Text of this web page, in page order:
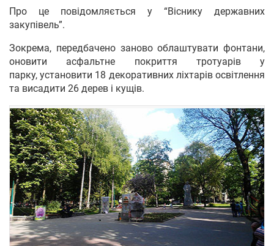
Про це повідомляється у “Віснику державних
закупівель”.
Зокрема, передбачено заново облаштувати фонтани,
оновити асфальтне покриття тротуарів у
парку, установити 18 декоративних ліхтарів освітлення
та висадити 26 дерев і кущів.